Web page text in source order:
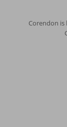
Corendon is